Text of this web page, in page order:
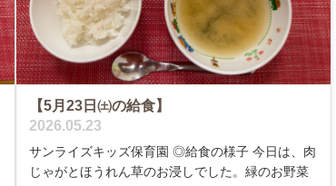
【5月23日㈯の給食】
2026.05.23
サンライズキッズ保育園 ◎給食の様子 今日は、肉
じゃがとほうれん草のお浸しでした。緑のお野菜